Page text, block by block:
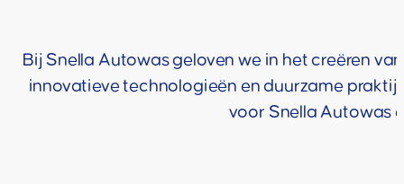
Bij Snella Autowas geloven we in het creëren
innovatieve technologieën en duurzame
voor Snella Autowas